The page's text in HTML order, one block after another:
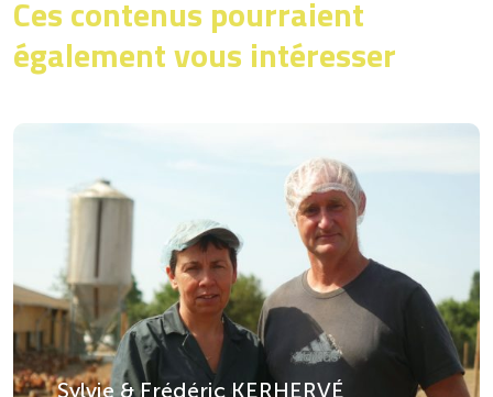
Ces contenus pourraient
également vous intéresser
Sylvie & Frédéric KERHERVÉ